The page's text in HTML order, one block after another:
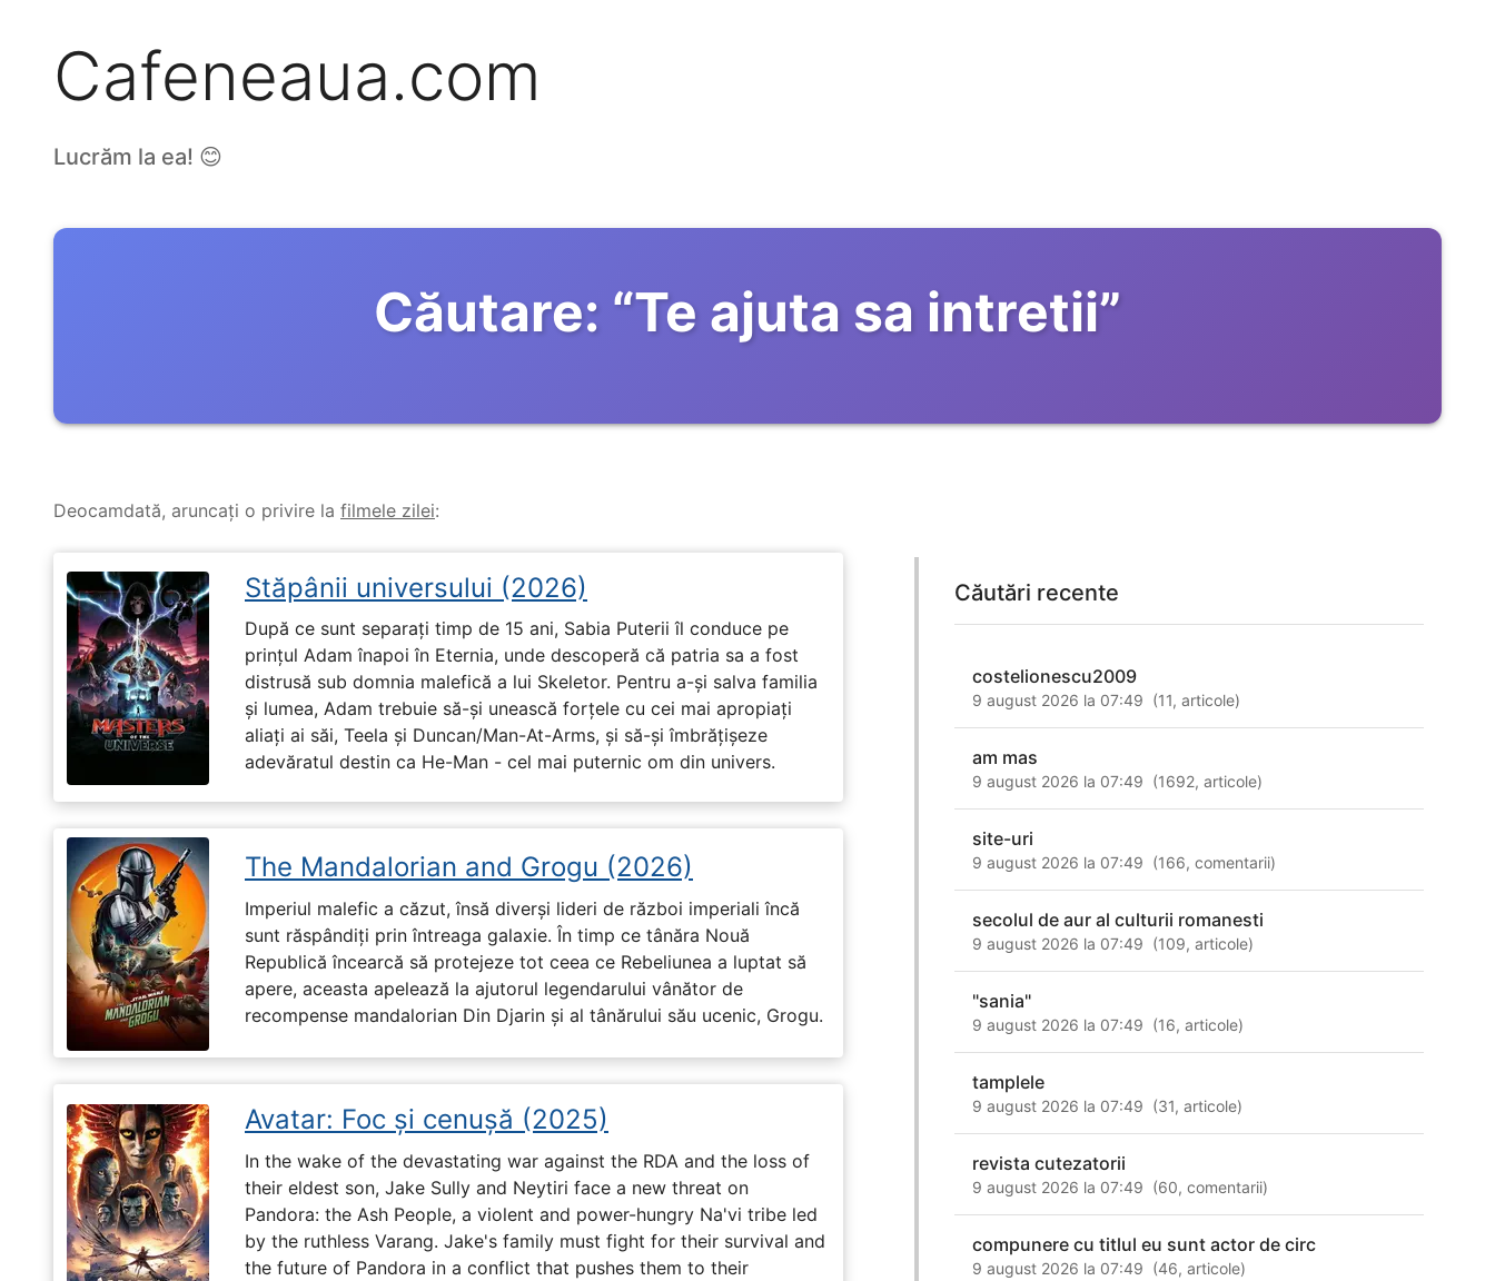
Cafeneaua.com
Lucrăm la ea! 😊
Căutare: “Te ajuta sa intretii”
Deocamdată, aruncați o privire la filmele zilei:
Stăpânii universului (2026)
După ce sunt separați timp de 15 ani, Sabia Puterii îl conduce pe
prințul Adam înapoi în Eternia, unde descoperă că patria sa a fost
distrusă sub domnia malefică a lui Skeletor. Pentru a-și salva familia
și lumea, Adam trebuie să-și unească forțele cu cei mai apropiați
aliați ai săi, Teela și Duncan/Man-At-Arms, și să-și îmbrățișeze
adevăratul destin ca He-Man - cel mai puternic om din univers.
The Mandalorian and Grogu (2026)
Imperiul malefic a căzut, însă diverși lideri de război imperiali încă
sunt răspândiți prin întreaga galaxie. În timp ce tânăra Nouă
Republică încearcă să protejeze tot ceea ce Rebeliunea a luptat să
apere, aceasta apelează la ajutorul legendarului vânător de
recompense mandalorian Din Djarin și al tânărului său ucenic, Grogu.
Avatar: Foc și cenușă (2025)
In the wake of the devastating war against the RDA and the loss of
their eldest son, Jake Sully and Neytiri face a new threat on
Pandora: the Ash People, a violent and power-hungry Na'vi tribe led
by the ruthless Varang. Jake's family must fight for their survival and
the future of Pandora in a conflict that pushes them to their
Căutări recente
costelionescu2009
9 august 2026 la 07:49 (11,articole)
am mas
9 august 2026 la 07:49 (1692,articole)
site-uri
9 august 2026 la 07:49 (166,comentarii)
secolul de aur al culturii romanesti
9 august 2026 la 07:49 (109,articole)
"sania"
9 august 2026 la 07:49 (16,articole)
tamplele
9 august 2026 la 07:49 (31,articole)
revista cutezatorii
9 august 2026 la 07:49 (60,comentarii)
compunere cu titlul eu sunt actor de circ
9 august 2026 la 07:49 (46,articole)